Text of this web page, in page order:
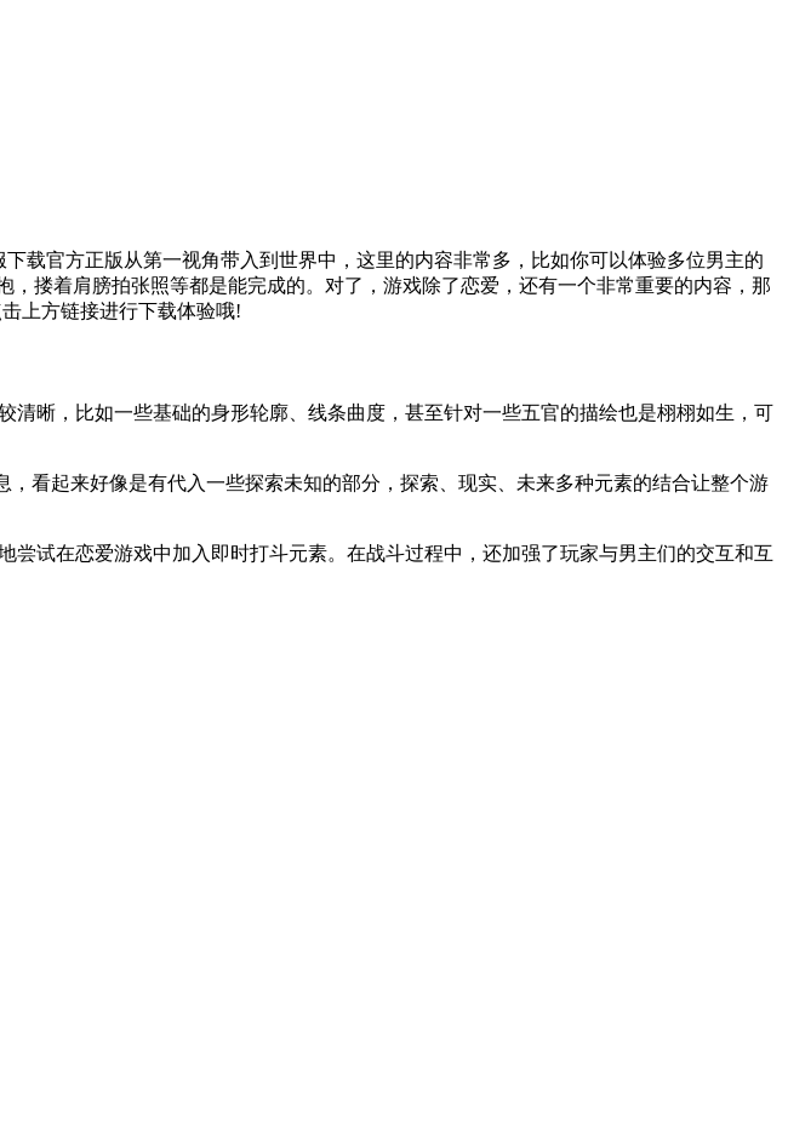
载官方正版从第一视角带入到世界中，这里的内容非常多，比如你可以体验多位男主的
搂着肩膀拍张照等都是能完成的。对了，游戏除了恋爱，还有一个非常重要的内容，那
上方链接进行下载体验哦!
晰，比如一些基础的身形轮廓、线条曲度，甚至针对一些五官的描绘也是栩栩如生，可
起来好像是有代入一些探索未知的部分，探索、现实、未来多种元素的结合让整个游
试在恋爱游戏中加入即时打斗元素。在战斗过程中，还加强了玩家与男主们的交互和互